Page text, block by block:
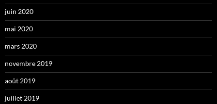
juin 2020
mai 2020
mars 2020
novembre 2019
août 2019
juillet 2019